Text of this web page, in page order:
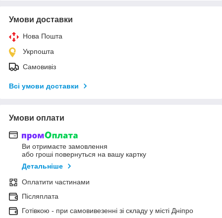
Умови доставки
Нова Пошта
Укрпошта
Самовивіз
Всі умови доставки
Умови оплати
Ви отримаєте замовлення
або гроші повернуться на вашу картку
Детальніше
Оплатити частинами
Післяплата
Готівкою - при самовивезенні зі складу у місті Дніпро